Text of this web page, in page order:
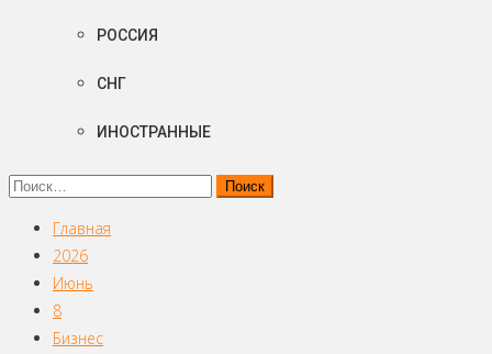
РОССИЯ
СНГ
ИНОСТРАННЫЕ
Найти:
Главная
2026
Июнь
8
Бизнес